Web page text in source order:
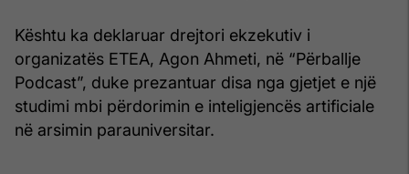
Kështu ka deklaruar drejtori ekzekutiv i
organizatës ETEA, Agon Ahmeti, në “Përballje
Podcast”, duke prezantuar disa nga gjetjet e një
studimi mbi përdorimin e inteligjencës artificiale
në arsimin parauniversitar.